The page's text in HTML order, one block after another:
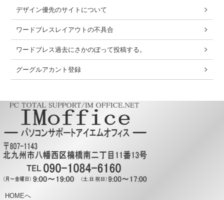
デザイン優先のサイトについて
ワードブレスレイアウトの不具合
ワードブレス過去にさかのぼって投稿する。
グーグルアカント登録
HOMEへ